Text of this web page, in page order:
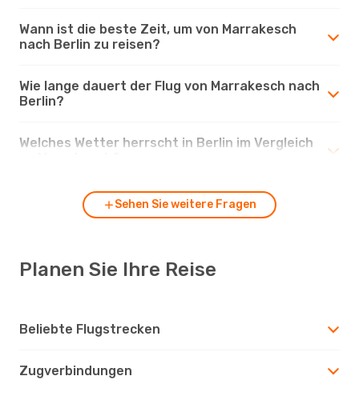
Wann ist die beste Zeit, um von Marrakesch
nach Berlin zu reisen?
Wie lange dauert der Flug von Marrakesch nach
Berlin?
Welches Wetter herrscht in Berlin im Vergleich
Sehen Sie weitere Fragen
Planen Sie Ihre Reise
Beliebte Flugstrecken
Zugverbindungen